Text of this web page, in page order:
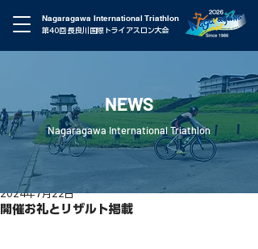
Nagaragawa International Triathlon
第40回 長良川国際トライアスロン大会
開催お礼とリザルト掲載
2024年7月22日
NEWS
Nagaragawa International Triathlon